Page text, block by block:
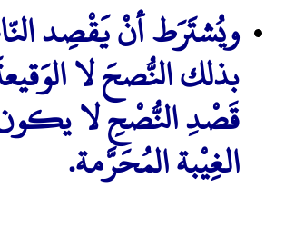
ويُشتَرَط أنْ يَقْصِد
بذلك النُّصحَ لا
قَصْدِ النُّصْحِ لا
الغِيْبة المُحَرَّمة.